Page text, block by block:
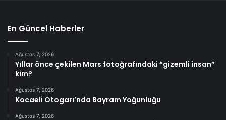
En Güncel Haberler
Ağustos 7, 2026
Yıllar önce çekilen Mars fotoğrafındaki “gizemli insan”
kim?
Ağustos 7, 2026
Kocaeli Otogarı’nda Bayram Yoğunluğu
Ağustos 7, 2026